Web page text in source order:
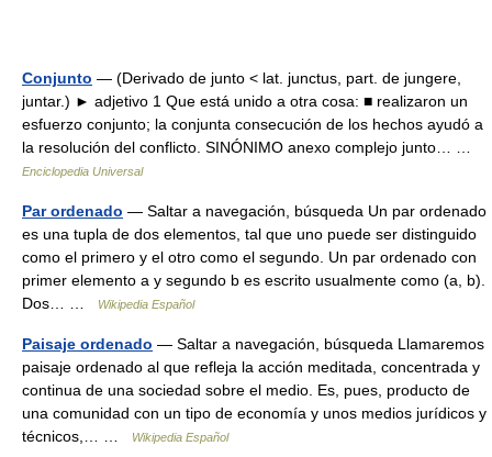
Conjunto — (Derivado de junto < lat. junctus, part. de jungere,
juntar.) ► adjetivo 1 Que está unido a otra cosa: ■ realizaron un
esfuerzo conjunto; la conjunta consecución de los hechos ayudó a
la resolución del conflicto. SINÓNIMO anexo complejo junto… …
Enciclopedia Universal
Par ordenado — Saltar a navegación, búsqueda Un par ordenado
es una tupla de dos elementos, tal que uno puede ser distinguido
como el primero y el otro como el segundo. Un par ordenado con
primer elemento a y segundo b es escrito usualmente como (a, b).
Dos… …
Wikipedia Español
Paisaje ordenado — Saltar a navegación, búsqueda Llamaremos
paisaje ordenado al que refleja la acción meditada, concentrada y
continua de una sociedad sobre el medio. Es, pues, producto de
una comunidad con un tipo de economía y unos medios jurídicos y
técnicos,… …
Wikipedia Español